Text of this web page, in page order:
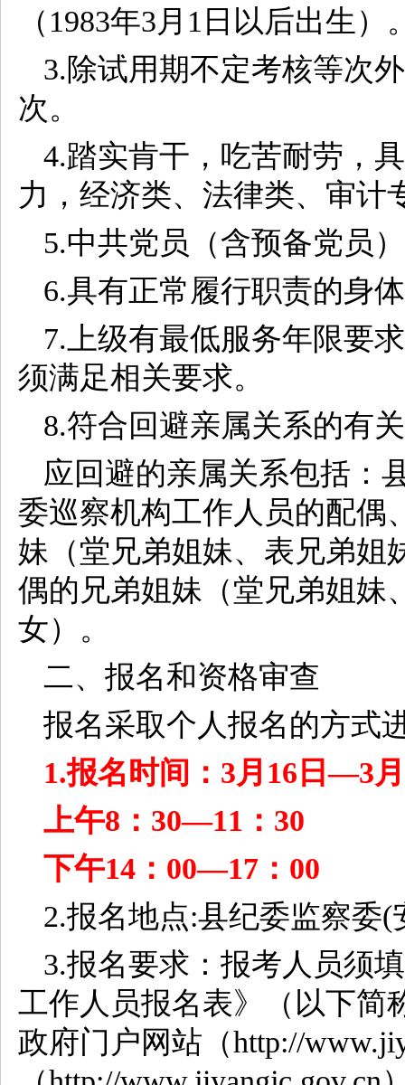
（1983年3月1日以后出生）
3.除试用期不定考核等次
次。
4.踏实肯干，吃苦耐劳，
力，经济类、法律类、审计
5.中共党员（含预备党员
6.具有正常履行职责的身
7.上级有最低服务年限要
须满足相关要求。
8.符合回避亲属关系的有
应回避的亲属关系包括：
委巡察机构工作人员的配偶
妹（堂兄弟姐妹、表兄弟姐
偶的兄弟姐妹（堂兄弟姐妹
女）。
二、报名和资格审查
报名采取个人报名的方式
1.报名时间：3月16日—3
上午8：30—11：30
下午14：00—17：00
2.报名地点:县纪委监察委
3.报名要求：报考人员须
工作人员报名表》（以下简
政府门户网站（http://